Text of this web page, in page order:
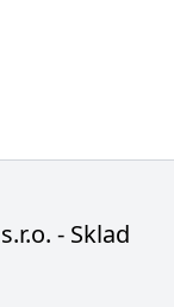
- Sklad